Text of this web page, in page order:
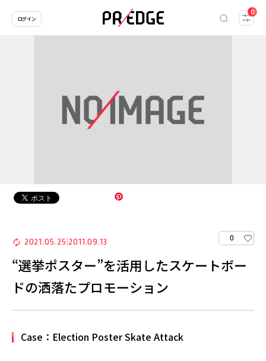
0
ログイン
2021.05.25 2011.09.13 0
“選挙ポスター”を活用したスケートボー
ドの洒落たプロモーション
Case：Election Poster Skate Attack